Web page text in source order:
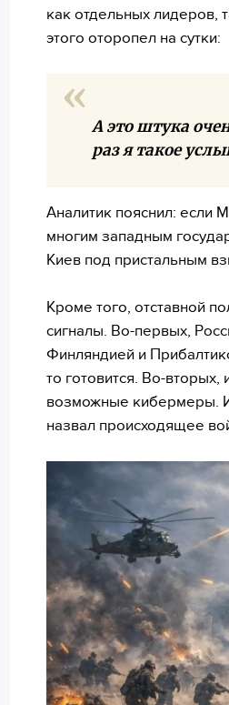
как отдельных лидеров,
этого оторопел на сутки:
А это штука
раз я такое
Аналитик пояснил: если
многим западным
Киев под пристальным
Кроме того, отставной
сигналы. Во-первых,
Финляндией и
то готовится. Во-
возможные кибермеры.
назвал происходящее